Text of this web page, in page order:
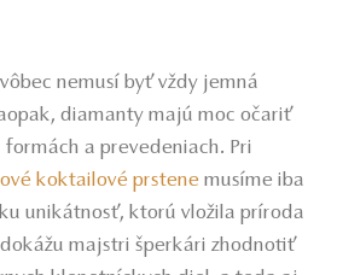
vôbec nemusí byť vždy jemná
diamanty majú moc očariť
a prevedeniach. Pri
koktailové prstene musíme iba
unikátnosť, ktorú vložila príroda
majstri šperkári zhodnotiť